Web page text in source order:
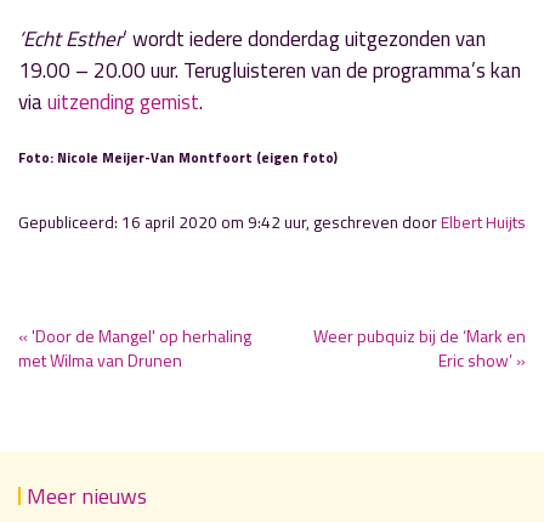
‘Echt Esther‘ wordt iedere donderdag uitgezonden van
19.00 – 20.00 uur. Terugluisteren van de programma’s kan
viauitzending gemist.
Foto: Nicole Meijer-Van Montfoort (eigen foto)
Gepubliceerd: 16 april 2020 om 9:42 uur, geschreven doorElbert Huijts
« 'Door de Mangel' op herhaling
met Wilma van Drunen
Weer pubquiz bij de ‘Mark en
Eric show’ »
Meer nieuws